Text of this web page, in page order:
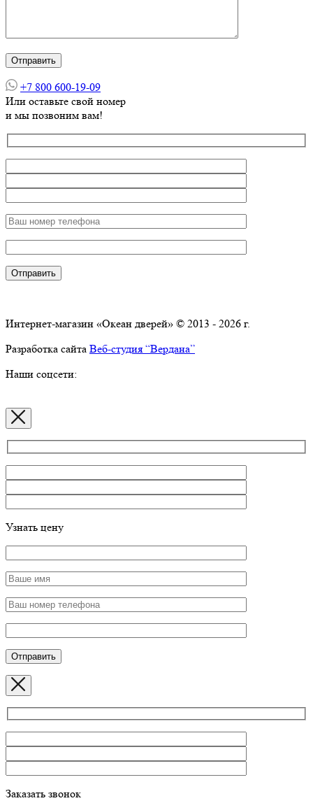
+7 800 600-19-09
Или оставьте свой номер
и мы позвоним вам!
Интернет-магазин «Океан дверей» © 2013 - 2026 г.
Разработка сайта Веб-студия “Вердана”
Наши соцсети:
Узнать цену
Заказать звонок